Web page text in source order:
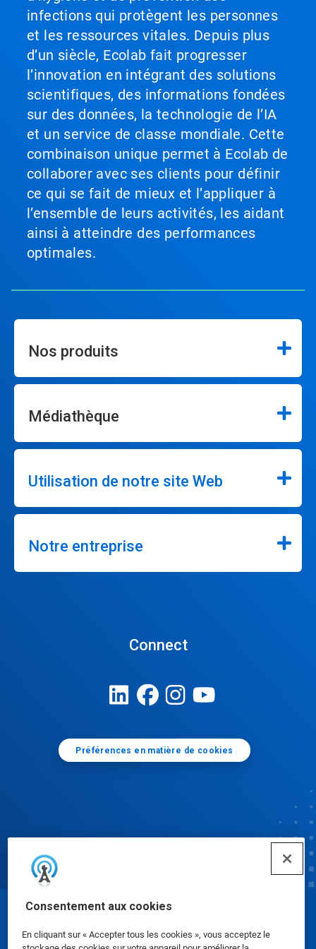
Consentement aux cookies
En cliquant sur « Accepter tous les cookies », vous acceptez le
infections qui protègent les personnes
et les ressources vitales. Depuis plus
d’un siècle, Ecolab fait progresser
l’innovation en intégrant des solutions
scientifiques, des informations fondées
sur des données, la technologie de l’IA
et un service de classe mondiale. Cette
combinaison unique permet à Ecolab de
collaborer avec ses clients pour définir
ce qui se fait de mieux et l’appliquer à
l’ensemble de leurs activités, les aidant
ainsi à atteindre des performances
optimales.
Nos produits
Médiathèque
Utilisation de notre site Web
Notre entreprise
Connect
Préférences en matière de cookies